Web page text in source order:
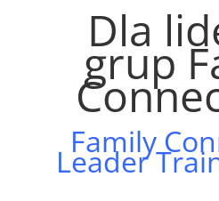
Dla
grup
Family
Leader